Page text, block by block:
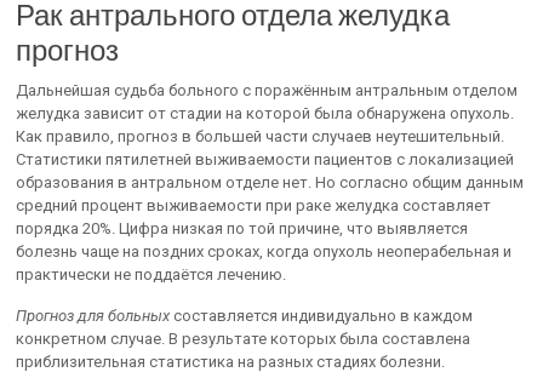
Рак антрального отдела желудка
прогноз
Дальнейшая судьба больного с поражённым антральным отделом
желудка зависит от стадии на которой была обнаружена опухоль.
Как правило, прогноз в большей части случаев неутешительный.
Статистики пятилетней выживаемости пациентов с локализацией
образования в антральном отделе нет. Но согласно общим данным
средний процент выживаемости при раке желудка составляет
порядка 20%. Цифра низкая по той причине, что выявляется
болезнь чаще на поздних сроках, когда опухоль неоперабельная и
практически не поддаётся лечению.
Прогноз для больных составляется индивидуально в каждом
конкретном случае. В результате которых была составлена
приблизительная статистика на разных стадиях болезни.